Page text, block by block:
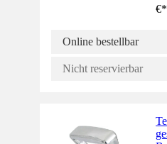
€*
Online bestellbar
Nicht reservierbar